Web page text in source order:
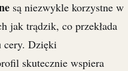
są niezwykle korzystne w
jak trądzik, co przekłada
cery. Dzięki
skutecznie wspiera